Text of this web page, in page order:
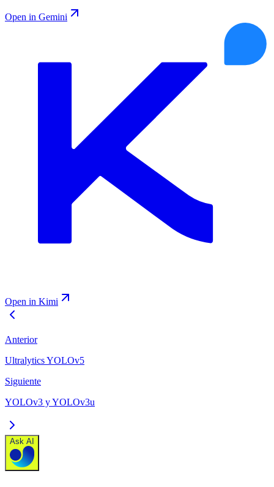
Open in Gemini
Open in Kimi
Anterior
Ultralytics YOLOv5
Siguiente
YOLOv3 y YOLOv3u
Ask AI